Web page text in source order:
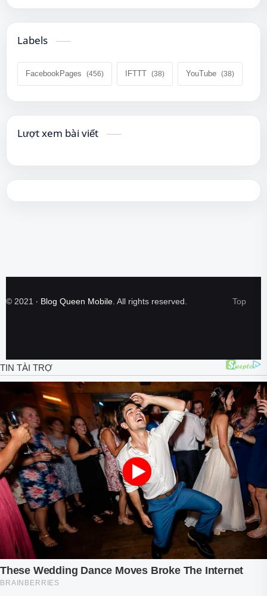
Labels
FacebookPages IFTTT YouTube
Lượt xem bài viết
© 2021 ‧ Blog Queen Mobile . All rights reserved.